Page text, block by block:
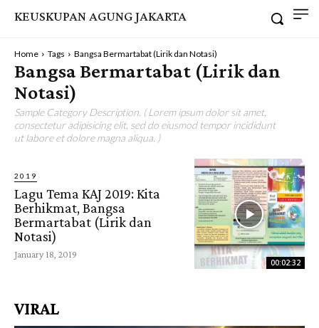
KEUSKUPAN AGUNG JAKARTA
Home Tags Bangsa Bermartabat (Lirik dan Notasi)
Bangsa Bermartabat (Lirik dan
Notasi)
Sample Category Description. ( Lorem ipsum dolor sit amet,
consectetur adipisicing elit, sed do eiusmod tempor incididunt
ut labore et dolore magna aliqua. )
00:02:32
2019
Lagu Tema KAJ 2019: Kita
Berhikmat, Bangsa
Bermartabat (Lirik dan
Notasi)
January 18, 2019
VIRAL